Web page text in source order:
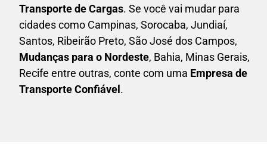
Transporte de Cargas. Se você vai mudar para
cidades como Campinas, Sorocaba, Jundiaí,
Santos, Ribeirão Preto, São José dos Campos,
Mudanças para o Nordeste, Bahia, Minas Gerais,
Recife entre outras, conte com uma Empresa de
Transporte Confiável .